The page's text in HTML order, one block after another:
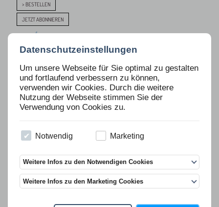
Datenschutzeinstellungen
Um unsere Webseite für Sie optimal zu gestalten
und fortlaufend verbessern zu können,
verwenden wir Cookies. Durch die weitere
Nutzung der Webseite stimmen Sie der
Verwendung von Cookies zu.
Notwendig Marketing
Weitere Infos zu den Notwendigen Cookies
Weitere Infos zu den Marketing Cookies
> BESTELLEN
JETZT ABONNIEREN
ARTIST AUSGABE NR. 94
Portraits
Julia Schmid |Tue Greenfort| Kerstin Cmelka|Frank Stella
Martin
Interview
Page
Essay
Edition